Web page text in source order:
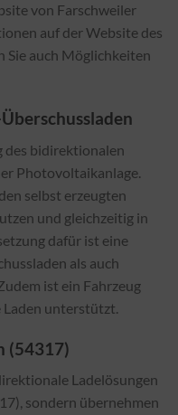
von Farschweiler
auf der Website des
Sie auch Möglichkeiten
des bidirektionalen
Photovoltaikanlage.
selbst erzeugten
und gleichzeitig in
dafür ist eine
als auch
ist ein Fahrzeug
unterstützt.
(54317)
Ladelösungen
sondern übernehmen